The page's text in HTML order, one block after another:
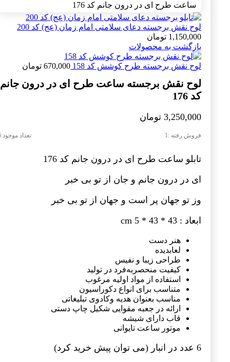
ساعت طرح ای در درون جانم کد 176
لوح نقش برجسته دعای سلامتی امام زمان (عج) کد 200
1,150,000 تومان
بازگشت به محصولات
لوح نقش برجسته طرح کوشش کد 158 670,000 تومان
لوح نقش برجسته ساعت طرح ای در درون جانم
کد 176
3,250,000 تومان
فروش رفته :1 تعداد موجود:
تابلو ساعت طرح ای در درون جانم کد 176
ای در درون جانم و جان از تو بی خبر
وز تو جهان پر است و جهان از تو بی خبر
ابعاد : 43 * 43 * 5 cm
هنر دست
لعابدیده
طراحی زیبا و نفیس
کیفیت منحصربه‌فرد در تولید
استفاده از مواد اولیه مرغوب
متناسب برای انواع دکوراسیون
مناسب بعنوان هدیه وکادوی تبلیغاتی
ارائه در جعبه مقوایی شکیل چاپ دستی
قاب دارای شیشه
موتور ساعت تایوانی
6 عدد در انبار (می توان پیش خرید کرد)